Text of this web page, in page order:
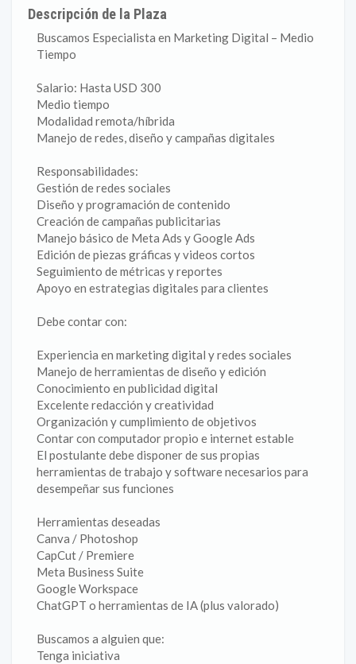
Descripción de la Plaza
Buscamos Especialista en Marketing Digital – Medio
Tiempo
Salario: Hasta USD 300
Medio tiempo
Modalidad remota/híbrida
Manejo de redes, diseño y campañas digitales
Responsabilidades:
Gestión de redes sociales
Diseño y programación de contenido
Creación de campañas publicitarias
Manejo básico de Meta Ads y Google Ads
Edición de piezas gráficas y videos cortos
Seguimiento de métricas y reportes
Apoyo en estrategias digitales para clientes
Debe contar con:
Experiencia en marketing digital y redes sociales
Manejo de herramientas de diseño y edición
Conocimiento en publicidad digital
Excelente redacción y creatividad
Organización y cumplimiento de objetivos
Contar con computador propio e internet estable
El postulante debe disponer de sus propias
herramientas de trabajo y software necesarios para
desempeñar sus funciones
Herramientas deseadas
Canva / Photoshop
CapCut / Premiere
Meta Business Suite
Google Workspace
ChatGPT o herramientas de IA (plus valorado)
Buscamos a alguien que:
Tenga iniciativa